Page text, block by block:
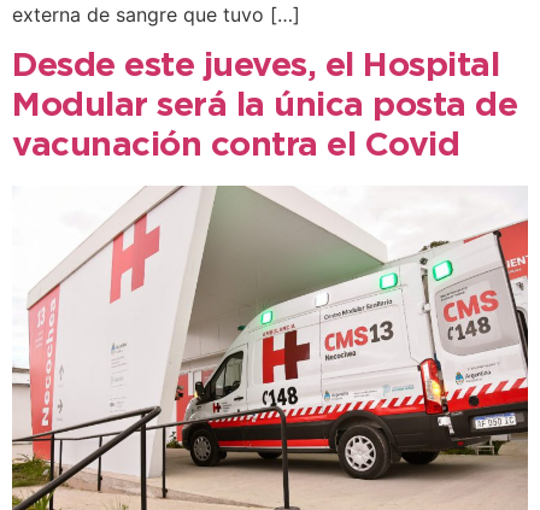
externa de sangre que tuvo […]
Desde este jueves, el Hospital
Modular será la única posta de
vacunación contra el Covid